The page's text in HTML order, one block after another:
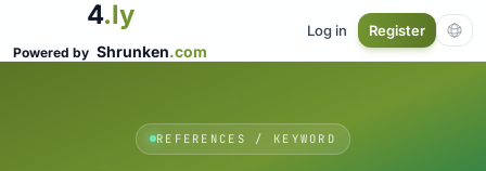
4.ly
Powered by Shrunken.com
Log in Register
REFERENCES / KEYWORD